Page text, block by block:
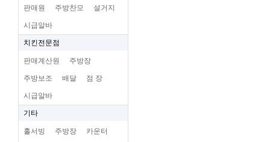
판매원 주방찬모 설거지
시급알바
치킨전문점
판매계산원 주방장
주방보조 배달 점 장
시급알바
기타
홀서빙 주방장 카운터